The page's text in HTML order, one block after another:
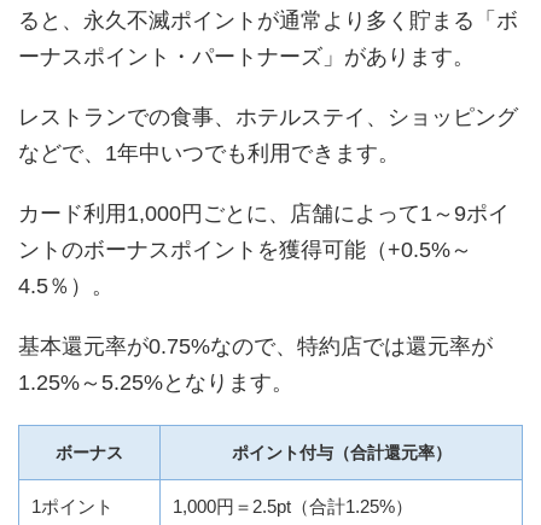
ると、永久不滅ポイントが通常より多く貯まる「ボ
ーナスポイント・パートナーズ」があります。
レストランでの食事、ホテルステイ、ショッピング
などで、1年中いつでも利用できます。
カード利用1,000円ごとに、店舗によって1～9ポイ
ントのボーナスポイントを獲得可能（+0.5%～
4.5％）。
基本還元率が0.75%なので、特約店では還元率が
1.25%～5.25%となります。
ボーナス ポイント付与（合計還元率）
1ポイント 1,000円＝2.5pt（合計1.25%）